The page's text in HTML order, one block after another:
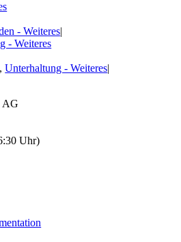
- Weiteres|
- Weiteres
,Unterhaltung - Weiteres|
AG
Uhr)